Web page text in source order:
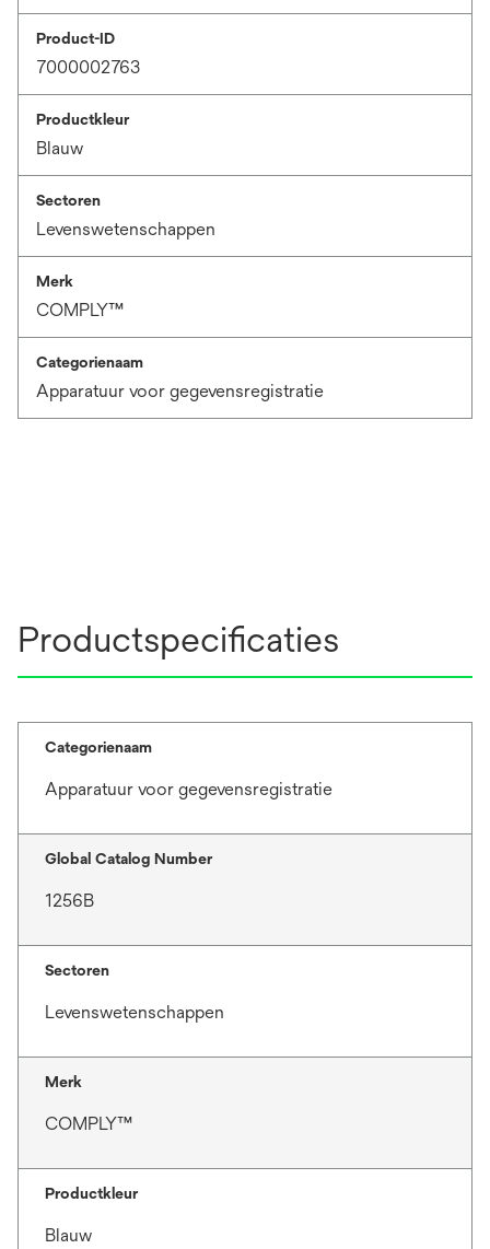
Product-ID
7000002763
Productkleur
Blauw
Sectoren
Levenswetenschappen
Merk
COMPLY™
Categorienaam
Apparatuur voor gegevensregistratie
Productspecificaties
Categorienaam
Apparatuur voor gegevensregistratie
Global Catalog Number
1256B
Sectoren
Levenswetenschappen
Merk
COMPLY™
Productkleur
Blauw